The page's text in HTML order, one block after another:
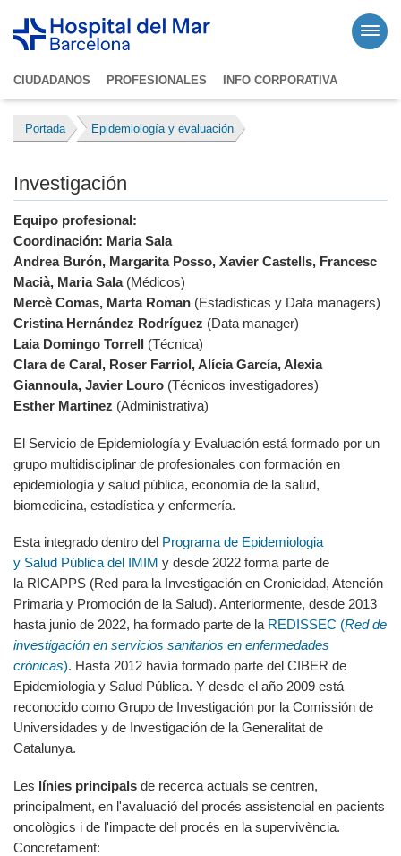
CIUDADANOS PROFESIONALES INFO CORPORATIVA
Portada Epidemiología y evaluación
Investigación
Equipo profesional:
Coordinación: Maria Sala
Andrea Burón, Margarita Posso, Xavier Castells, Francesc
Macià, Maria Sala (Médicos)
Mercè Comas, Marta Roman (Estadísticas y Data managers)
Cristina Hernández Rodríguez (Data manager)
Laia Domingo Torrell
(Técnica)
Clara de Caral, Roser Farriol, Alícia García, Alexia
Giannoula, Javier Louro (Técnicos investigadores)
Esther Martinez (Administrativa)
El Servicio de Epidemiología y Evaluación está formado por un
grupo multidisciplinar de profesionales con formación en
epidemiología y salud pública, economía de la salud,
biomedicina, estadística y enfermería.
Esta integrado dentro del Programa de Epidemiologia
y Salud Pública del IMIM y desde 2022 forma parte de
la RICAPPS (Red para la Investigación en Cronicidad, Atención
Primaria y Promoción de la Salud). Anteriormente, desde 2013
hasta junio de 2022, ha formado parte de la REDISSEC (Red de
investigación en servicios sanitarios en enfermedades
crónicas). Hasta 2012 havía formado parte del CIBER de
Epidemiologia y Salud Pública. Y desde el año 2009 está
reconocido como Grupo de Investigación por la Comissión de
Universidades y de Investigación de la Generalitat de
Catalunya.
Les línies principals de recerca actuals se centren,
principalment, en l'avaluació del procés assistencial en pacients
oncològics i de l'impacte del procés en la supervivència.
Concretament: